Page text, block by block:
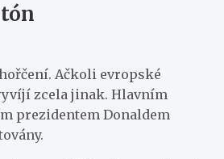
Ačkoli evropské
zcela jinak. Hlavním
prezidentem Donaldem